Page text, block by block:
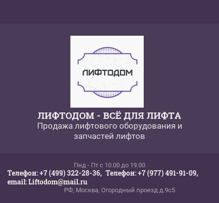
ЛИФТОДОМ - ВСЁ ДЛЯ ЛИФТА
Продажа лифтового оборудования и
запчастей лифтов
Пнд - Пт c 10.00 до 19.00
Телефон: +7 (499) 322-28-36, Телефон: +7 (977) 491-91-09,
email: Liftodom@mail.ru
РФ, Москва, Огородный проезд д.9с5